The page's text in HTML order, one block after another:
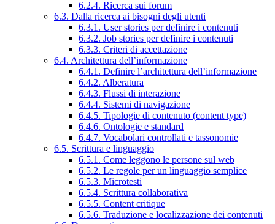
6.2.4. Ricerca sui forum
6.3. Dalla ricerca ai bisogni degli utenti
6.3.1. User stories per definire i contenuti
6.3.2. Job stories per definire i contenuti
6.3.3. Criteri di accettazione
6.4. Architettura dell’informazione
6.4.1. Definire l’architettura dell’informazione
6.4.2. Alberatura
6.4.3. Flussi di interazione
6.4.4. Sistemi di navigazione
6.4.5. Tipologie di contenuto (content type)
6.4.6. Ontologie e standard
6.4.7. Vocabolari controllati e tassonomie
6.5. Scrittura e linguaggio
6.5.1. Come leggono le persone sul web
6.5.2. Le regole per un linguaggio semplice
6.5.3. Microtesti
6.5.4. Scrittura collaborativa
6.5.5. Content critique
6.5.6. Traduzione e localizzazione dei contenuti